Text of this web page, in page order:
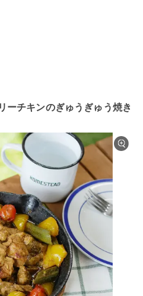
ーチキンのぎゅうぎゅう焼き